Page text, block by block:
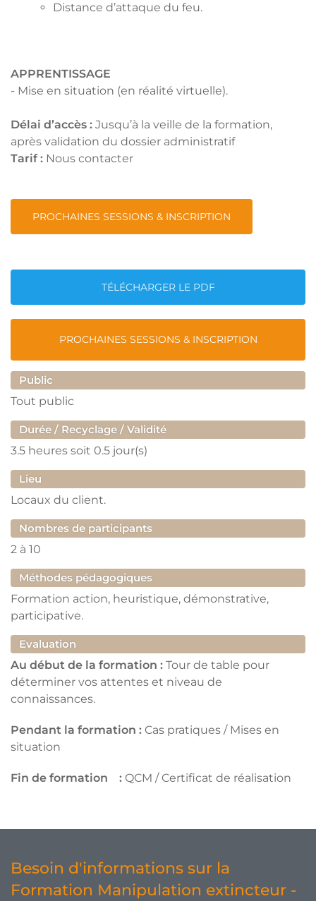
Distance d’attaque du feu.
APPRENTISSAGE
- Mise en situation (en réalité virtuelle).
Délai d’accès : Jusqu’à la veille de la formation,
après validation du dossier administratif
Tarif : Nous contacter
PROCHAINES SESSIONS & INSCRIPTION
TÉLÉCHARGER LE PDF
PROCHAINES SESSIONS & INSCRIPTION
Public
Tout public
Durée / Recyclage / Validité
3.5 heures soit 0.5 jour(s)
Lieu
Locaux du client.
Nombres de participants
2 à 10
Méthodes pédagogiques
Formation action, heuristique, démonstrative,
participative.
Evaluation
Au début de la formation : Tour de table pour
déterminer vos attentes et niveau de
connaissances.
Pendant la formation : Cas pratiques / Mises en
situation
Fin de formation : QCM / Certificat de réalisation
Besoin d'informations sur la
Formation Manipulation extincteur -